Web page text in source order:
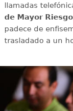
llamadas
de Mayor Riesgo
padece de
trasladado a un